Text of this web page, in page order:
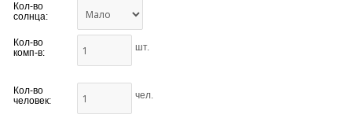
Кол-во
солнца:
Кол-во
комп-в:
шт.
Кол-во
человек:
чел.